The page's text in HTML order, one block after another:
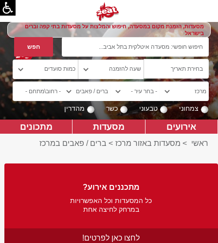
מסעדות, הזמנת מקום במסעדה, חיפוש והמלצות על מסעדות בתי קפה וברים
בישראל
צמחוני טבעוני כשר מהדרין
אירועים מסעדות מתכונים
ראשי > מסעדות באזור מרכז > ברים / פאבים במרכז
מתכננים אירוע?
כל המסעדות וכל האפשרויות
במרחק לחיצה אחת
לחצו כאן לפרטים!